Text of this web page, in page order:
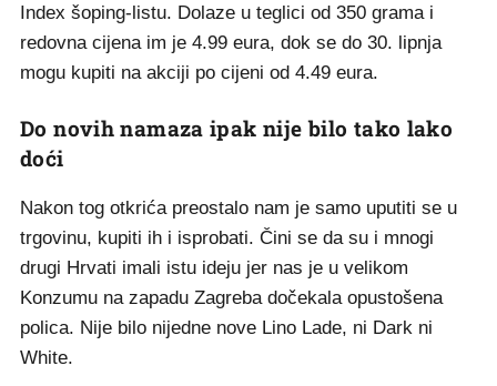
Index šoping-listu. Dolaze u teglici od 350 grama i
redovna cijena im je 4.99 eura, dok se do 30. lipnja
mogu kupiti na akciji po cijeni od 4.49 eura.
Do novih namaza ipak nije bilo tako lako
doći
Nakon tog otkrića preostalo nam je samo uputiti se u
trgovinu, kupiti ih i isprobati. Čini se da su i mnogi
drugi Hrvati imali istu ideju jer nas je u velikom
Konzumu na zapadu Zagreba dočekala opustošena
polica. Nije bilo nijedne nove Lino Lade, ni Dark ni
White.